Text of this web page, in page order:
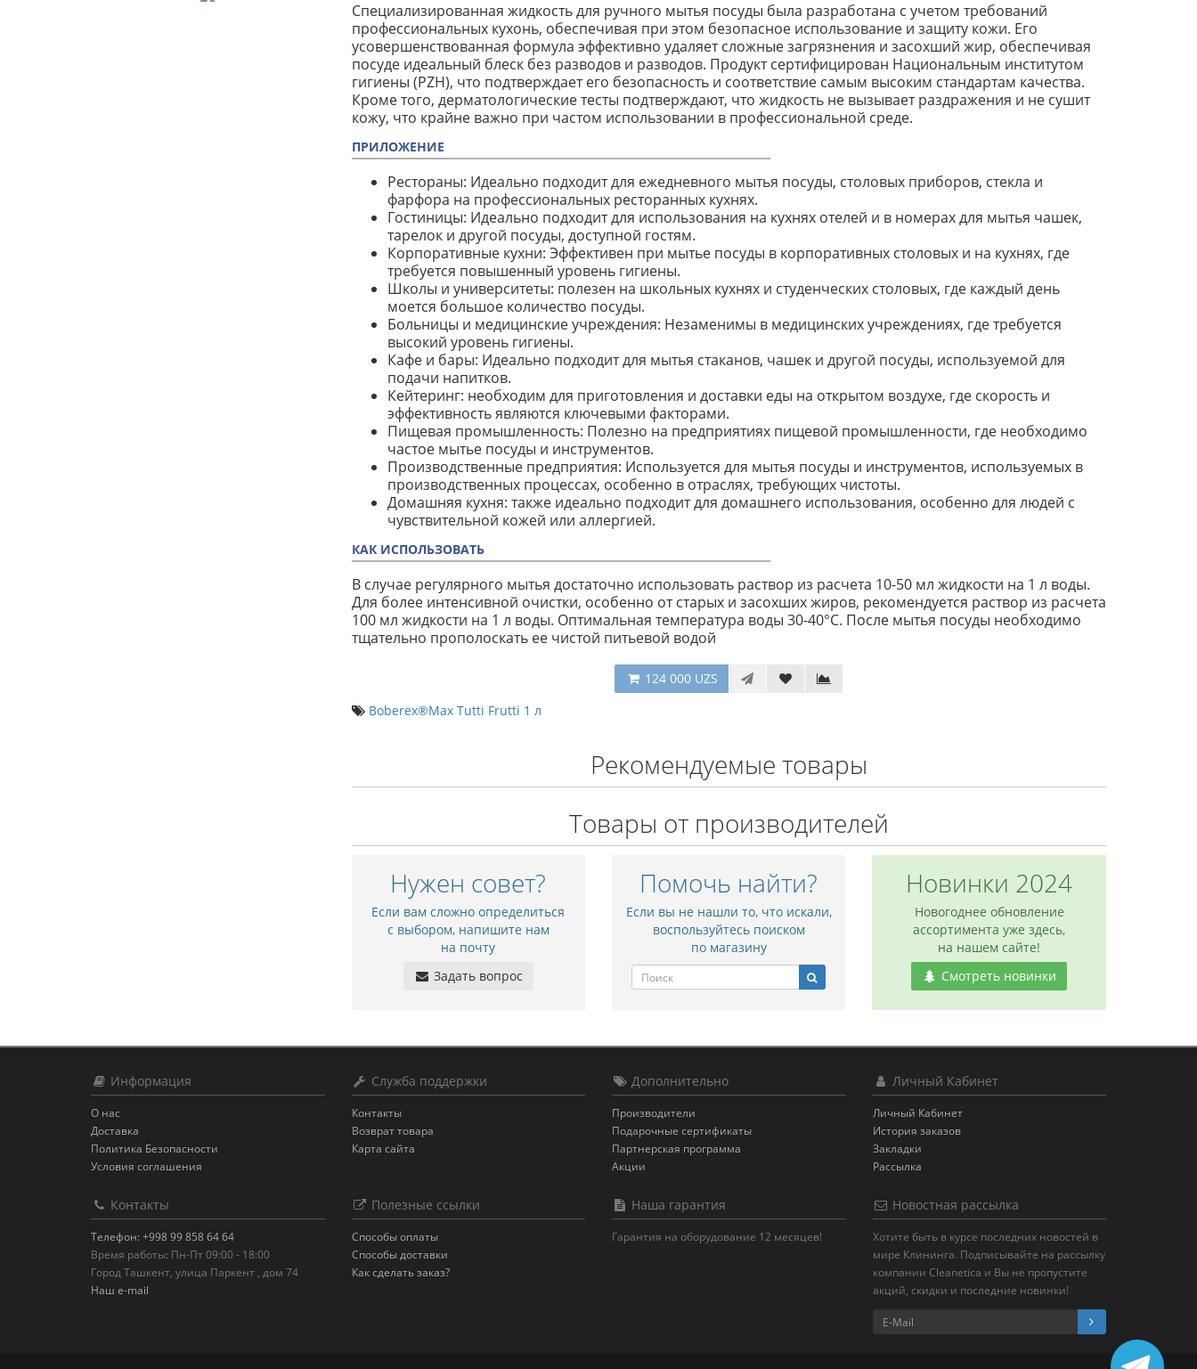
Специализированная жидкость для ручного мытья посуды была разработана с учетом требований
профессиональных кухонь, обеспечивая при этом безопасное использование и защиту кожи. Его
усовершенствованная формула эффективно удаляет сложные загрязнения и засохший жир, обеспечивая
посуде идеальный блеск без разводов и разводов. Продукт сертифицирован Национальным институтом
гигиены (PZH), что подтверждает его безопасность и соответствие самым высоким стандартам качества.
Кроме того, дерматологические тесты подтверждают, что жидкость не вызывает раздражения и не сушит
кожу, что крайне важно при частом использовании в профессиональной среде.
ПРИЛОЖЕНИЕ
Рестораны: Идеально подходит для ежедневного мытья посуды, столовых приборов, стекла и
фарфора на профессиональных ресторанных кухнях.
Гостиницы: Идеально подходит для использования на кухнях отелей и в номерах для мытья чашек,
тарелок и другой посуды, доступной гостям.
Корпоративные кухни: Эффективен при мытье посуды в корпоративных столовых и на кухнях, где
требуется повышенный уровень гигиены.
Школы и университеты: полезен на школьных кухнях и студенческих столовых, где каждый день
моется большое количество посуды.
Больницы и медицинские учреждения: Незаменимы в медицинских учреждениях, где требуется
высокий уровень гигиены.
Кафе и бары: Идеально подходит для мытья стаканов, чашек и другой посуды, используемой для
подачи напитков.
Кейтеринг: необходим для приготовления и доставки еды на открытом воздухе, где скорость и
эффективность являются ключевыми факторами.
Пищевая промышленность: Полезно на предприятиях пищевой промышленности, где необходимо
частое мытье посуды и инструментов.
Производственные предприятия: Используется для мытья посуды и инструментов, используемых в
производственных процессах, особенно в отраслях, требующих чистоты.
Домашняя кухня: также идеально подходит для домашнего использования, особенно для людей с
чувствительной кожей или аллергией.
КАК ИСПОЛЬЗОВАТЬ
В случае регулярного мытья достаточно использовать раствор из расчета 10-50 мл жидкости на 1 л воды.
Для более интенсивной очистки, особенно от старых и засохших жиров, рекомендуется раствор из расчета
100 мл жидкости на 1 л воды. Оптимальная температура воды 30-40°С. После мытья посуды необходимо
тщательно прополоскать ее чистой питьевой водой
124 000 UZS
Boberex®Max Tutti Frutti 1 л
Рекомендуемые товары
Товары от производителей
Нужен совет?
Если вам сложно определиться
с выбором, напишите нам
на почту
Задать вопрос
Помочь найти?
Если вы не нашли то, что искали,
воспользуйтесь поиском
по магазину
Новинки 2024
Новогоднее обновление
ассортимента уже здесь,
на нашем сайте!
Смотреть новинки
Информация
О нас
Доставка
Политика Безопасности
Условия соглашения
Служба поддержки
Контакты
Возврат товара
Карта сайта
Дополнительно
Производители
Подарочные сертификаты
Партнерская программа
Акции
Личный Кабинет
Личный Кабинет
История заказов
Закладки
Рассылка
Контакты
Телефон: +998 99 858 64 64
Время работы: Пн-Пт 09:00 - 18:00
Город Ташкент, улица Паркент , дом 74
Наш e-mail
Полезные ссылки
Способы оплаты
Способы доставки
Как сделать заказ?
Наша гарантия
Гарантия на оборудование 12 месяцев!
Новостная рассылка
Хотите быть в курсе последних новостей в
мире Клининга. Подписывайте на рассылку
компании Cleanetica и Вы не пропустите
акций, скидки и последние новинки!